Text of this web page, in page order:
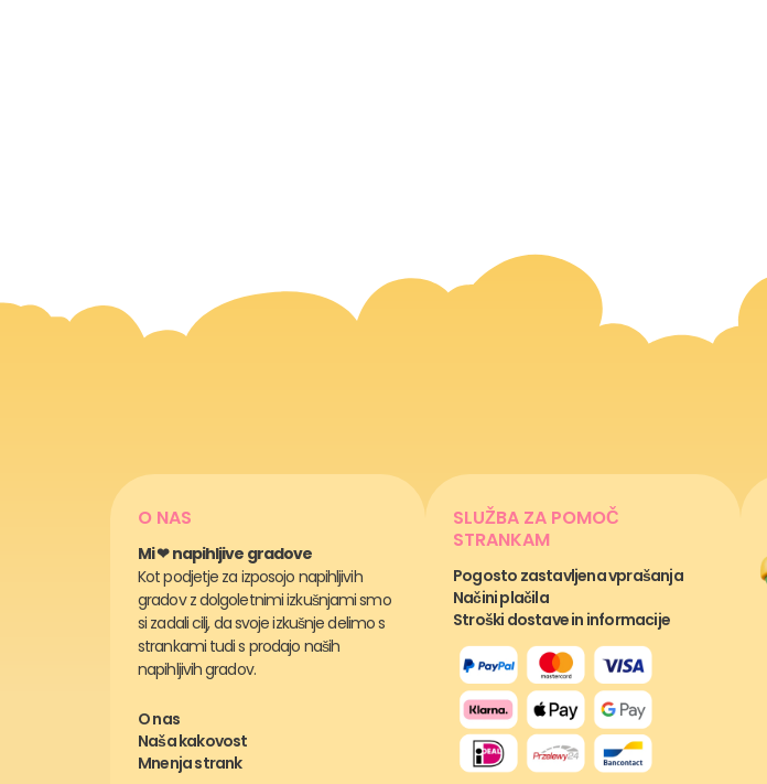
O NAS
Mi ❤ napihljive gradove
Kot podjetje za izposojo napihljivih
gradov z dolgoletnimi izkušnjami smo
si zadali cilj, da svoje izkušnje delimo s
strankami tudi s prodajo naših
napihljivih gradov.
O nas
Naša kakovost
Mnenja strank
SLUŽBA ZA POMOČ
STRANKAM
Pogosto zastavljena vprašanja
Načini plačila
Stroški dostave in informacije